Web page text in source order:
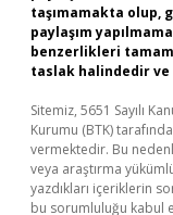
taşımamakta olup,
paylaşım
benzerlikleri
taslak halindedir
Sitemiz, 5651 Sayılı
Kurumu (BTK)
vermektedir. Bu
veya araştırma
yazdıkları içeriklerin
bu sorumluluğu kabul